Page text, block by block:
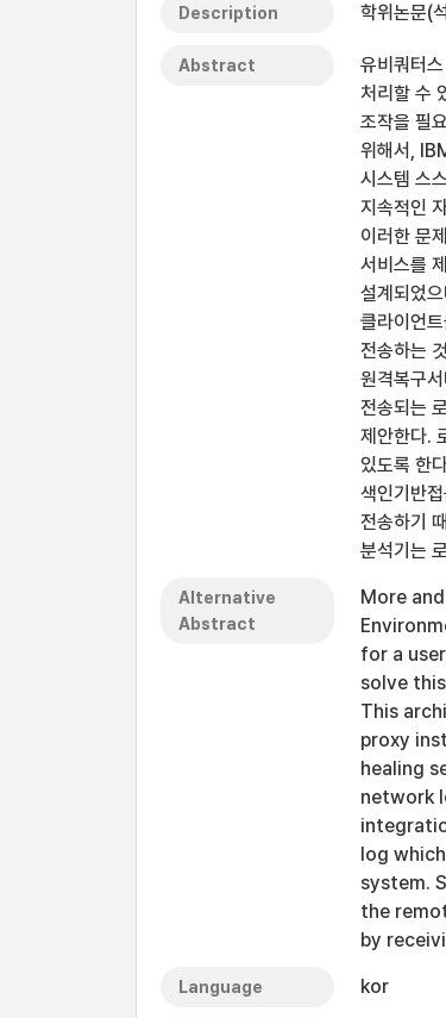
Description 학위논문(
Abstract
유비쿼터
처리할 수
조작을 필
위해서,
시스템 스
지속적인
이러한 문
서비스를
설계되었
클라이언
전송하는
원격복구
전송되는
제안한다.
있도록 한
색인기반
전송하기
분석기는
Alternative
Abstract
More
for a
solve
This
proxy
healing
network
log
system.
the
by
Language kor